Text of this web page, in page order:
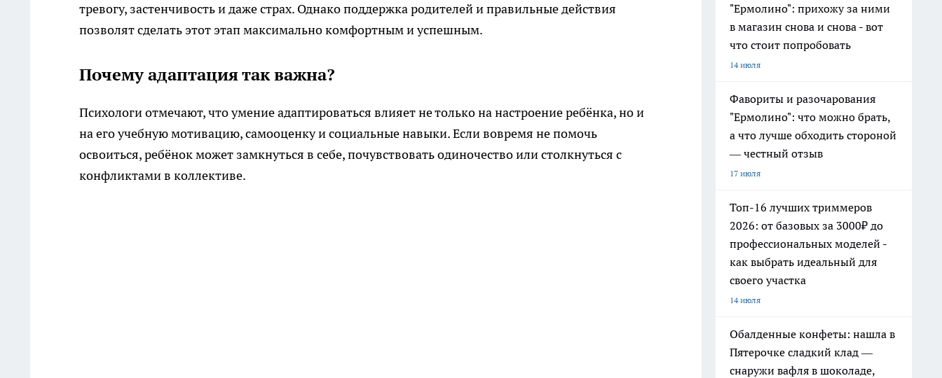
тревогу, застенчивость и даже страх. Однако поддержка родителей и правильные действия
позволят сделать этот этап максимально комфортным и успешным.
Почему адаптация так важна?
Психологи отмечают, что умение адаптироваться влияет не только на настроение ребёнка, но и
на его учебную мотивацию, самооценку и социальные навыки. Если вовремя не помочь
освоиться, ребёнок может замкнуться в себе, почувствовать одиночество или столкнуться с
конфликтами в коллективе.
"Ермолино": прихожу за ними
в магазин снова и снова - вот
что стоит попробовать
14 июля
Фавориты и разочарования
"Ермолино": что можно брать,
а что лучше обходить стороной
— честный отзыв
17 июля
Топ-16 лучших триммеров
2026: от базовых за 3000₽ до
профессиональных моделей -
как выбрать идеальный для
своего участка
14 июля
Обалденные конфеты: нашла в
Пятерочке сладкий клад —
снаружи вафля в шоколаде,